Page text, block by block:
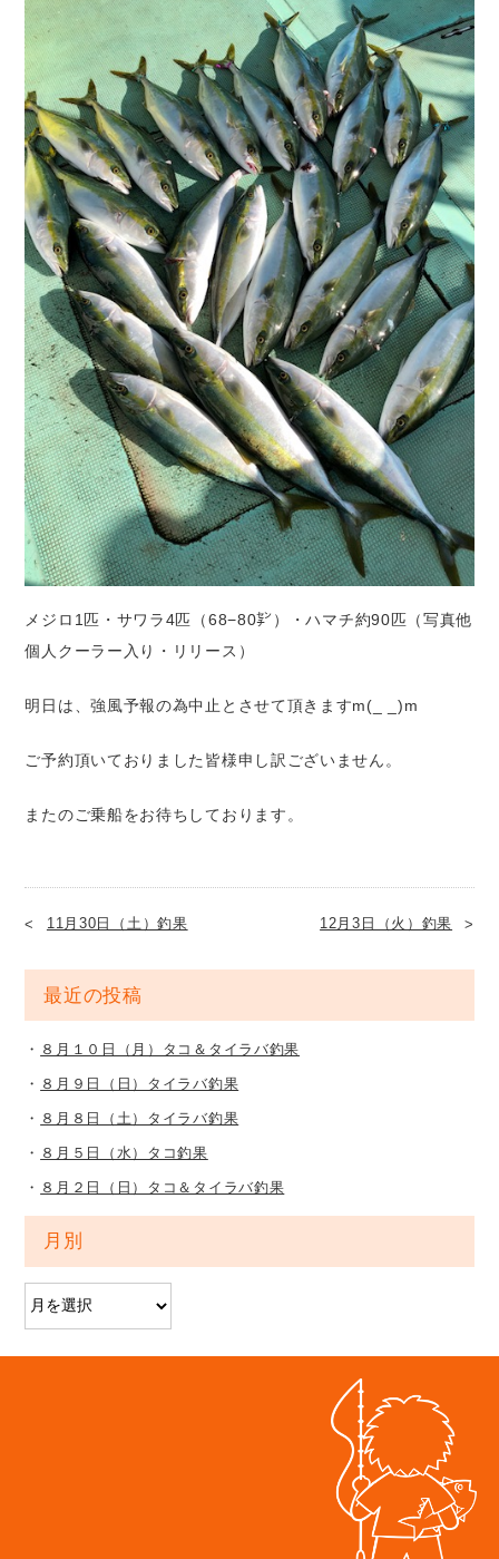
メジロ1匹・サワラ4匹（68−80㌢）・ハマチ約90匹（写真他
個人クーラー入り・リリース）
明日は、強風予報の為中止とさせて頂きますm(_ _)m
ご予約頂いておりました皆様申し訳ございません。
またのご乗船をお待ちしております。
11月30日（土）釣果 12月3日（火）釣果
最近の投稿
８月１０日（月）タコ＆タイラバ釣果
８月９日（日）タイラバ釣果
８月８日（土）タイラバ釣果
８月５日（水）タコ釣果
８月２日（日）タコ＆タイラバ釣果
月別